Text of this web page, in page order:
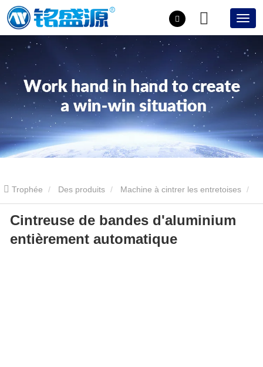
Trophée Des produits Machine à cintrer les entretoises
Cintreuse de bandes d'aluminium entièrement automatique
Cintreuse de bandes d'aluminium
entièrement automatique